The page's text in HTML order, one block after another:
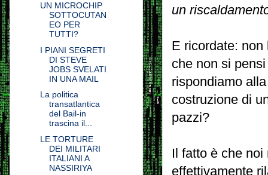
un
E ricordate:
che non si
rispondiamo
costruzione di
pazzi?
Il fatto è che
effettivamente
UN MICROCHIP
SOTTOCUTAN
EO PER
TUTTI?
I PIANI SEGRETI
DI STEVE
JOBS SVELATI
IN UNA MAIL
La politica
transatlantica
del Bail-in
trascina il...
LE TORTURE
DEI MILITARI
ITALIANI A
NASSIRIYA